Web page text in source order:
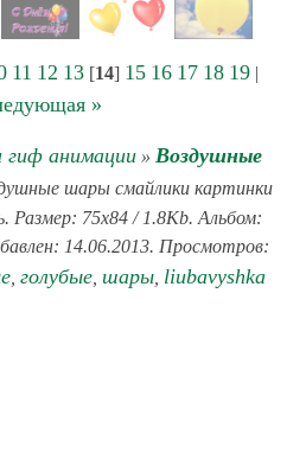
11 12 13[14] 15 16 17 18 19|
»
гиф анимации» Воздушные
шары смайлики картинки
Размер: 75x84 / 1.8Kb. Альбом:
14.06.2013. Просмотров:
голубые шары liubavyshka